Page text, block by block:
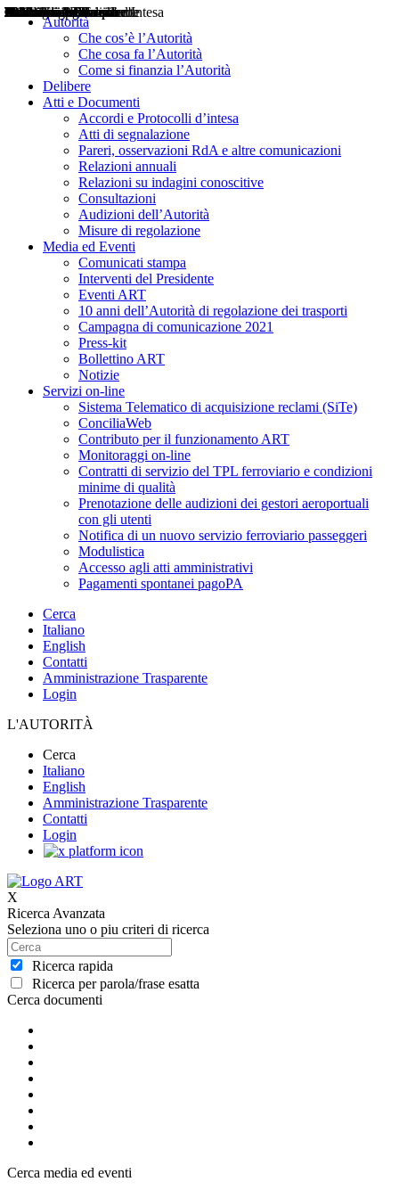
Autorità
Che cos’è l’Autorità
Che cosa fa l’Autorità
Come si finanzia l’Autorità
Delibere
Atti e Documenti
Accordi e Protocolli d’intesa
Atti di segnalazione
Pareri, osservazioni RdA e altre comunicazioni
Relazioni annuali
Relazioni su indagini conoscitive
Consultazioni
Audizioni dell’Autorità
Misure di regolazione
Media ed Eventi
Comunicati stampa
Interventi del Presidente
Eventi ART
10 anni dell’Autorità di regolazione dei trasporti
Campagna di comunicazione 2021
Press-kit
Bollettino ART
Notizie
Servizi on-line
Sistema Telematico di acquisizione reclami (SiTe)
ConciliaWeb
Contributo per il funzionamento ART
Monitoraggi on-line
Contratti di servizio del TPL ferroviario e condizioni
minime di qualità
Prenotazione delle audizioni dei gestori aeroportuali
con gli utenti
Notifica di un nuovo servizio ferroviario passeggeri
Modulistica
Accesso agli atti amministrativi
Pagamenti spontanei pagoPA
Cerca
Italiano
English
Contatti
Amministrazione Trasparente
Login
L'AUTORITÀ
Cerca
Italiano
English
Amministrazione Trasparente
Contatti
Login
X
Ricerca Avanzata
Seleziona uno o piu criteri di ricerca
Ricerca rapida
Ricerca per parola/frase esatta
Cerca documenti
Delibere
Pareri
Consultazioni
Audizioni
Atti di Segnalazione
Accordi e Protocolli d'Intesa
Relazioni annuali
Misure di regolazione
Cerca media ed eventi
Notizie
Comunicati Stampa
Bollettini ART
Convegni ART
Interviste del Presidente
Articoli in primo piano
Interventi del Presidente
2004
2005
2010
2013
2014
2015
2016
2017
2018
2019
202
2020
2021
2022
2023
2024
2025
2026
Aereo
Marittimo
Terrestre